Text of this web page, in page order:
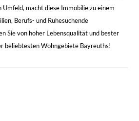
macht diese Immobilie zu einem
Berufs- und Ruhesuchende
Sie von hoher Lebensqualität und bester
beliebtesten Wohngebiete Bayreuths!